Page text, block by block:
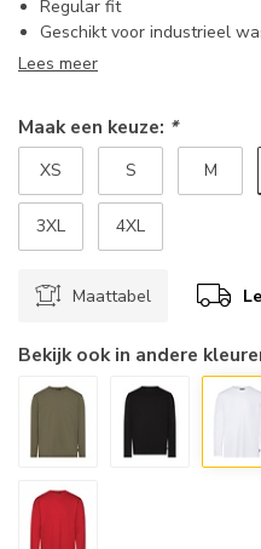
Regular fit
Geschikt voor industrieel
Lees meer
Maak een keuze: *
XS S M
3XL 4XL
Maattabel
Bekijk ook in andere